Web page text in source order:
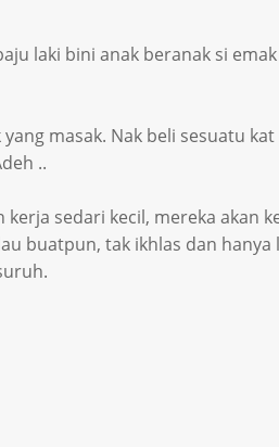
laki bini anak beranak si
masak. Nak beli sesuatu
..
sedari kecil, mereka akan
buatpun, tak ikhlas dan hanya